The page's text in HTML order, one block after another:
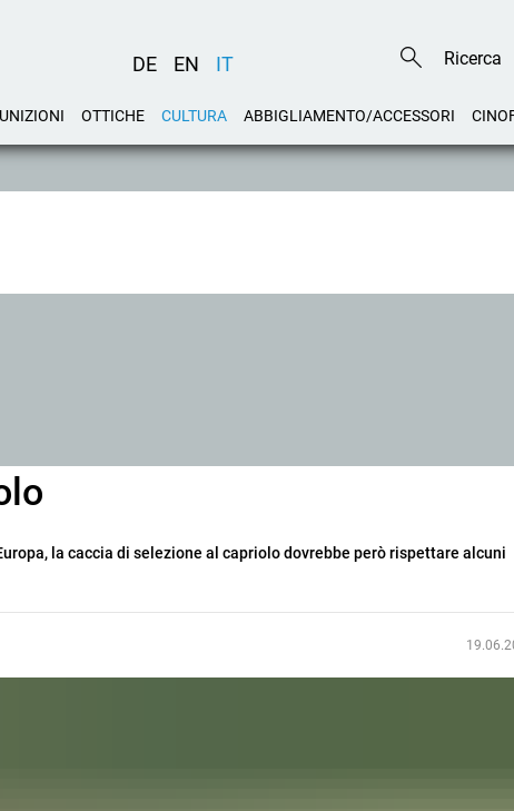
DE EN IT
OTTICHE CULTURA ABBIGLIAMENTO/ACCESSORI
la caccia di selezione al capriolo dovrebbe però rispettare alcuni